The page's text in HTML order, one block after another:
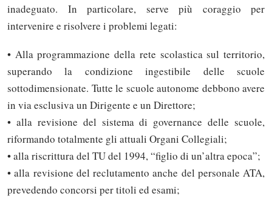
inadeguato. In particolare, serve più coraggio per
intervenire e risolvere i problemi legati:
• Alla programmazione della rete scolastica sul territorio,
superando la condizione ingestibile delle scuole
sottodimensionate. Tutte le scuole autonome debbono avere
in via esclusiva un Dirigente e un Direttore;
• alla revisione del sistema di governance delle scuole,
riformando totalmente gli attuali Organi Collegiali;
• alla riscrittura del TU del 1994, “figlio di un’altra epoca”;
• alla revisione del reclutamento anche del personale ATA,
prevedendo concorsi per titoli ed esami;